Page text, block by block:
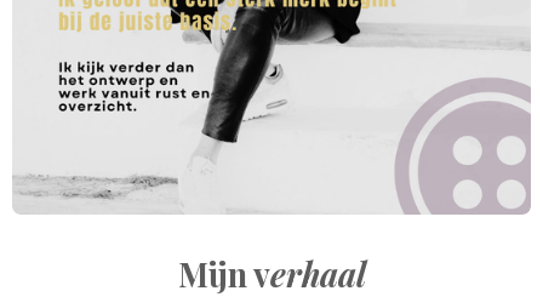
Mijn verhaal